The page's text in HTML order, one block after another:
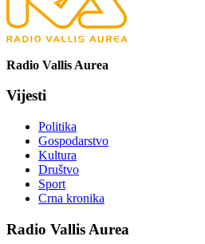
Radio Vallis Aurea
Vijesti
Politika
Gospodarstvo
Kultura
Društvo
Sport
Crna kronika
Radio Vallis Aurea